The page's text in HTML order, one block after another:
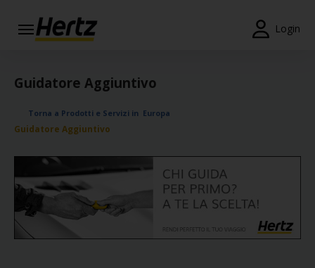
Login
Menu
Modifica/Cancella
Agenzie
Offerte
Iscriviti
Gratis
Guidatore Aggiuntivo
Torna a Prodotti e Servizi in Europa
Guidatore Aggiuntivo